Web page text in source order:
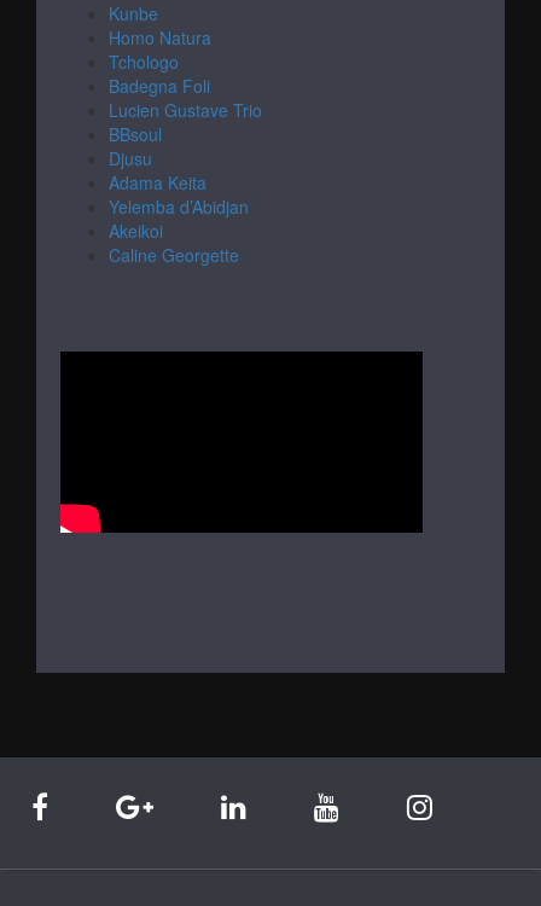
Kunbe
Homo Natura
Tchologo
Badegna Foli
Lucien Gustave Trio
BBsoul
Djusu
Adama Keita
Yelemba d’Abidjan
Akeikoi
Caline Georgette